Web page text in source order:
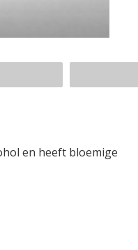
en heeft bloemige